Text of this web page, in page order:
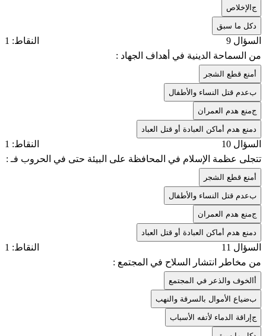
جالإخلاص
كل ما سبق
السؤال 9
النقاط: 1
من السماحة الدينية في أهداف الجهاد :
منع قطع الشجر
بعدم قتل النساء والأطفال
جمنع هدم العمران
منع هدم أماكن العبادة أو قتل العباد
السؤال 10
النقاط: 1
تتجلى عظمة الإسلام في المحافظة على البيئة حتى في الحروب فـ :
منع قطع الشجر
بعدم قتل النساء والأطفال
جمنع هدم العمران
منع هدم أماكن العبادة أو قتل العباد
السؤال 11
النقاط: 1
من مخاطر انتشار السلاح في المجتمع :
الخوف والذعر في المجتمع
بضياع الأموال بالسرقة والنهب
جإراقة الدماء لأتفه الأسباب